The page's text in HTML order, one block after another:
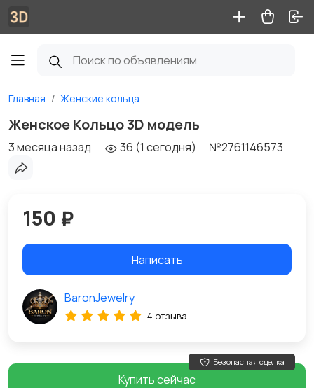
Главная Женские кольца
Женское Кольцо 3D модель
3 месяца назад 36 (1 сегодня) №2761146573
150 ₽
Написать
BaronJewelry
4 отзыва
Безопасная сделка
Купить сейчас